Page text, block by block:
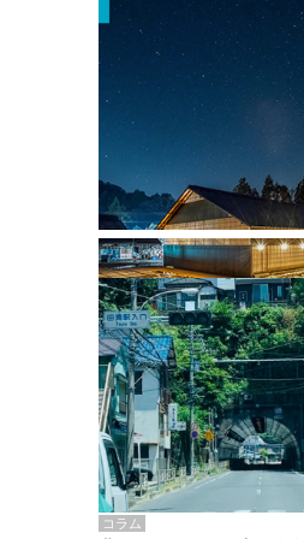
掲載雑誌・書籍
『街歩き研修「アールデコ
ム、和風バロック」』のレ
掲載
コラム